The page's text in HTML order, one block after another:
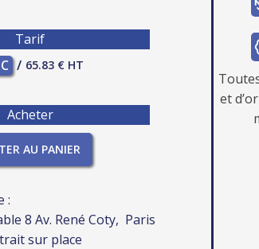
Tarif
/ 65.83 € HT
Acheter
AU PANIER
:
8 Av. René Coty, Paris
sur place
et